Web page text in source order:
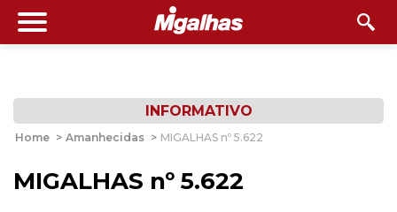
INFORMATIVO
Home > Amanhecidas > MIGALHAS nº 5.622
MIGALHAS nº 5.622